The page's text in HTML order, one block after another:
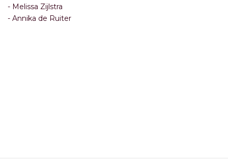
- Melissa Zijlstra
- Annika de Ruiter